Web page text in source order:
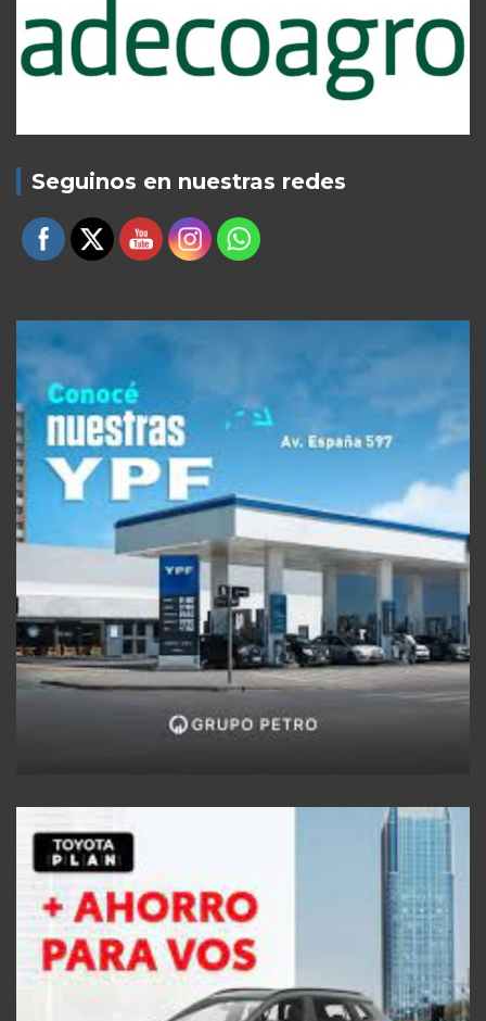
Seguinos en nuestras redes